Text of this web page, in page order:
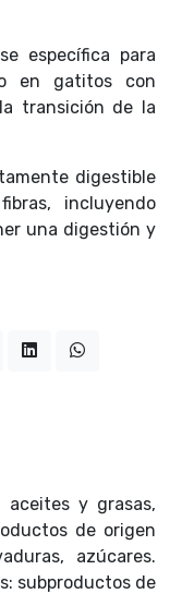
específica para
en gatitos con
transición de la
digestible
incluyendo
una digestión y
aceites y grasas,
de origen
azúcares.
subproductos de